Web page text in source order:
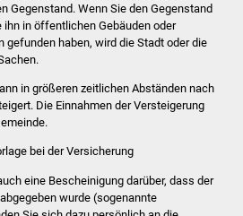
Volkshochschule
Lokale Agenda
Jugendhaus
Gegenstand. Wenn Sie den Gegenstand
in öffentlichen Gebäuden oder
haben, wird die Stadt oder die
in größeren zeitlichen Abständen nach
Die Einnahmen der Versteigerung
bei der Versicherung
eine Bescheinigung darüber, dass der
wurde (sogenannte